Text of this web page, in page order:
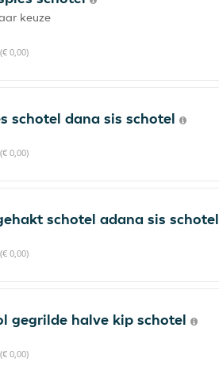
keuze
0,00)
schotel dana sis schotel
0,00)
schotel adana sis schotel
0,00)
gegrilde halve kip schotel
0,00)